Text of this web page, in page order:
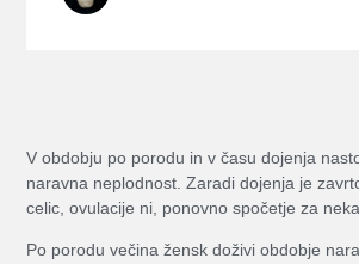
V obdobju po porodu in v času dojenja
naravna neplodnost. Zaradi dojenja je
celic, ovulacije ni, ponovno spočetje za
Po porodu večina žensk doživi obdobje